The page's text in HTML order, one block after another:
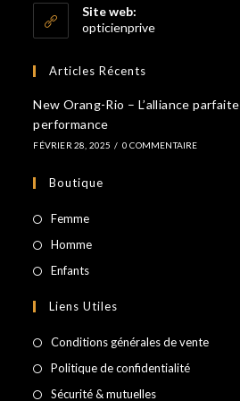
application
Site web:
opticienprive
Articles Récents
New Orang-Rio – L’alliance
performance
FÉVRIER 28, 2025 / 0 COMMENTAIRE
Boutique
FemmeS’ouvre
dans
onglet
HommeS’ouvre
nouvel
EnfantsS’ouvre
un
nouvel
Liens Utiles
Conditions générales de vente
Politique de confidentialité
Sécurité & mutuelles